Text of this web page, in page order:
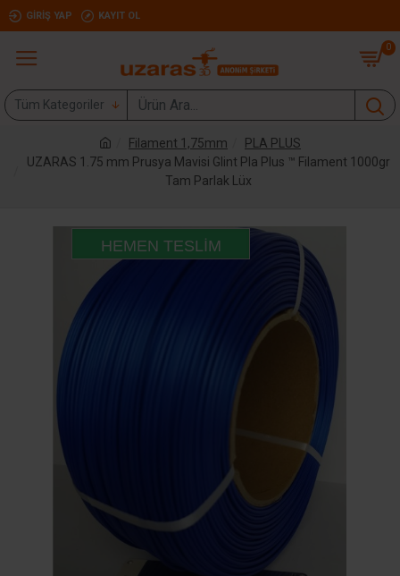
GIRIŞ YAP KAYIT OL
0
Tüm Kategoriler
Filament 1,75mm
PLA PLUS
UZARAS 1.75 mm Prusya Mavisi Glint Pla Plus ™ Filament 1000gr
Tam Parlak Lüx
HEMEN TESLIM